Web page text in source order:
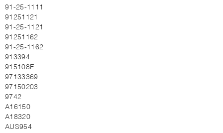
91-25-1111
91251121
91-25-1121
91251162
91-25-1162
913394
915108E
97133369
97150203
9742
A16150
A18320
AUS954